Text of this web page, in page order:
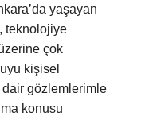
yaşayan
teknolojiye
çok
kişisel
gözlemlerimle
konusu